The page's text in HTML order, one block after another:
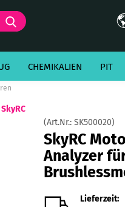
Suche...
CHEMIKALIEN PIT
SkyRC
(Art.Nr.: SK500020)
SkyRC
Analyzer
Lieferzeit: